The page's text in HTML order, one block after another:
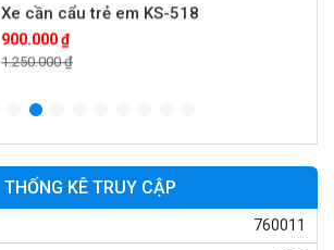
900.000 ₫
1.250.000 ₫
Xe máy điện trẻ em T118
Xe điện trẻ em 7017
THỐNG KÊ TRUY CẬP
760011